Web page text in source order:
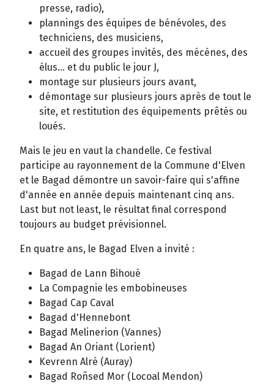
presse, radio),
plannings des équipes de bénévoles, des
techniciens, des musiciens,
accueil des groupes invités, des mécènes, des
élus... et du public le jour J,
montage sur plusieurs jours avant,
démontage sur plusieurs jours après de tout le
site, et restitution des équipements prêtés ou
loués.
Mais le jeu en vaut la chandelle. Ce festival
participe au rayonnement de la Commune d'Elven
et le Bagad démontre un savoir-faire qui s'affine
d'année en année depuis maintenant cinq ans.
Last but not least, le résultat final correspond
toujours au budget prévisionnel.
En quatre ans, le Bagad Elven a invité :
Bagad de Lann Bihoué
La Compagnie les embobineuses
Bagad Cap Caval
Bagad d'Hennebont
Bagad Melinerion (Vannes)
Bagad An Oriant (Lorient)
Kevrenn Alré (Auray)
Bagad Roñsed Mor (Locoal Mendon)